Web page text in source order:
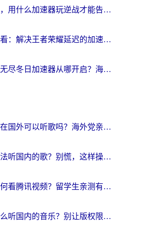
身在海外，用什么加速器玩逆战才能告别延迟？
海外党必看：解决王者荣耀延迟的加速器终极指南——从EVE到猫和老鼠，一个工具全搞定
苹果手机无尽冬日加速器从哪开启？海外玩家的冬日生存指南
酷狗会员在国外可以听歌吗？海外党亲测有效：3步解决音乐权限难题
在国外无法听国内的歌？别慌，这样操作就能畅听QQ音乐（附亲测加速器推荐）
在国外如何看腾讯视频？留学生亲测有效的回国加速方案
在国外怎么听国内的音乐？别让版权限制断了你的华语歌单